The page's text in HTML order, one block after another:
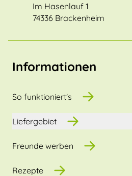
Im Hasenlauf 1
74336 Brackenheim
Informationen
So funktioniert's
Liefergebiet
Freunde werben
Rezepte